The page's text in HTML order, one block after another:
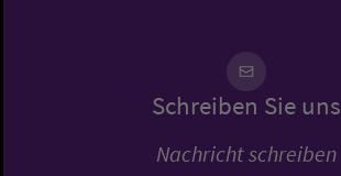
Schreiben Sie uns
Nachricht schreiben